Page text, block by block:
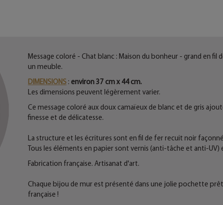
Message coloré - Chat blanc : Maison du bonheur - grand en
un meuble.
DIMENSIONS: environ 37 cm x 44 cm.
Les dimensions peuvent légèrement varier.
Ce message coloré aux doux camaïeux de blanc et de gris
finesse et de délicatesse.
La structure et les écritures sont en fil de fer recuit noir
Tous les éléments en papier sont vernis (anti-tâche et anti-UV)
Fabrication française. Artisanat d'art.
Chaque bijou de mur est présenté dans une jolie pochette
française !